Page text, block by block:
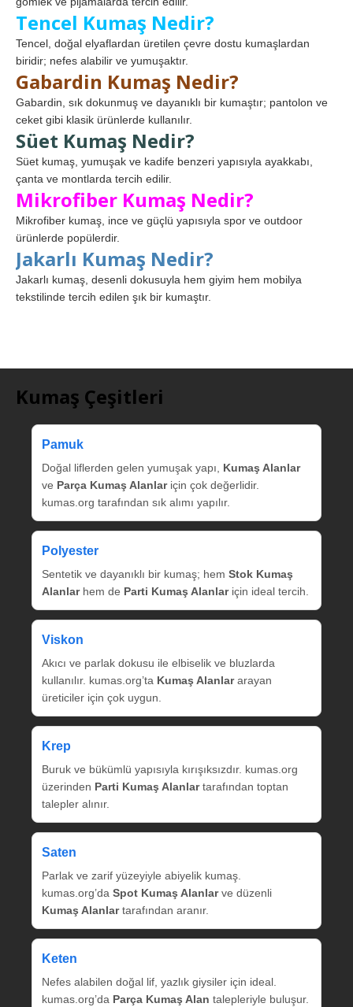
Tencel Kumaş Nedir?
Tencel, doğal elyaflardan üretilen çevre dostu kumaşlardan
biridir; nefes alabilir ve yumuşaktır.
Gabardin Kumaş Nedir?
Gabardin, sık dokunmuş ve dayanıklı bir kumaştır; pantolon ve
ceket gibi klasik ürünlerde kullanılır.
Süet Kumaş Nedir?
Süet kumaş, yumuşak ve kadife benzeri yapısıyla ayakkabı,
çanta ve montlarda tercih edilir.
Mikrofiber Kumaş Nedir?
Mikrofiber kumaş, ince ve güçlü yapısıyla spor ve outdoor
ürünlerde popülerdir.
Jakarlı Kumaş Nedir?
Jakarlı kumaş, desenli dokusuyla hem giyim hem mobilya
tekstilinde tercih edilen şık bir kumaştır.
Kumaş Çeşitleri
Pamuk
Doğal liflerden gelen yumuşak yapı, Kumaş Alanlar
ve Parça Kumaş Alanlariçin çok değerlidir.
kumas.org tarafından sık alımı yapılır.
Polyester
Sentetik ve dayanıklı bir kumaş; hem Stok Kumaş
Alanlarhem de Parti Kumaş Alanlariçin ideal tercih.
Viskon
Akıcı ve parlak dokusu ile elbiselik ve bluzlarda
kullanılır. kumas.org’ta Kumaş Alanlararayan
üreticiler için çok uygun.
Krep
Buruk ve bükümlü yapısıyla kırışıksızdır. kumas.org
üzerinden Parti Kumaş Alanlartarafından toptan
talepler alınır.
Saten
Parlak ve zarif yüzeyiyle abiyelik kumaş.
kumas.org’da Spot Kumaş Alanlarve düzenli
Kumaş Alanlartarafından aranır.
Keten
Nefes alabilen doğal lif, yazlık giysiler için ideal.
kumas.org’da Parça Kumaş Alan talepleriyle buluşur.